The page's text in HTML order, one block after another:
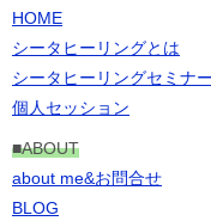
HOME
シータヒーリングとは
シータヒーリングセミナー
個人セッション
■ABOUT
about me&お問合せ
BLOG